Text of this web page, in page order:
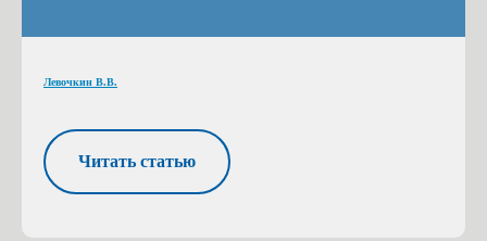
Левочкин В.В.
Читать статью